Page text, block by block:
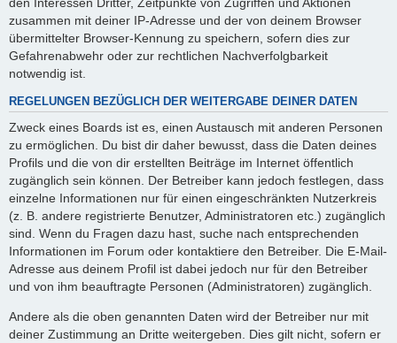
zusammen mit deiner IP-Adresse und der von deinem Browser
übermittelter Browser-Kennung zu speichern, sofern dies zur
Gefahrenabwehr oder zur rechtlichen Nachverfolgbarkeit
notwendig ist.
REGELUNGEN BEZÜGLICH DER WEITERGABE DEINER DATEN
Zweck eines Boards ist es, einen Austausch mit anderen Personen
zu ermöglichen. Du bist dir daher bewusst, dass die Daten deines
Profils und die von dir erstellten Beiträge im Internet öffentlich
zugänglich sein können. Der Betreiber kann jedoch festlegen, dass
einzelne Informationen nur für einen eingeschränkten Nutzerkreis
(z. B. andere registrierte Benutzer, Administratoren etc.) zugänglich
sind. Wenn du Fragen dazu hast, suche nach entsprechenden
Informationen im Forum oder kontaktiere den Betreiber. Die E-Mail-
Adresse aus deinem Profil ist dabei jedoch nur für den Betreiber
und von ihm beauftragte Personen (Administratoren) zugänglich.
Andere als die oben genannten Daten wird der Betreiber nur mit
deiner Zustimmung an Dritte weitergeben. Dies gilt nicht, sofern er